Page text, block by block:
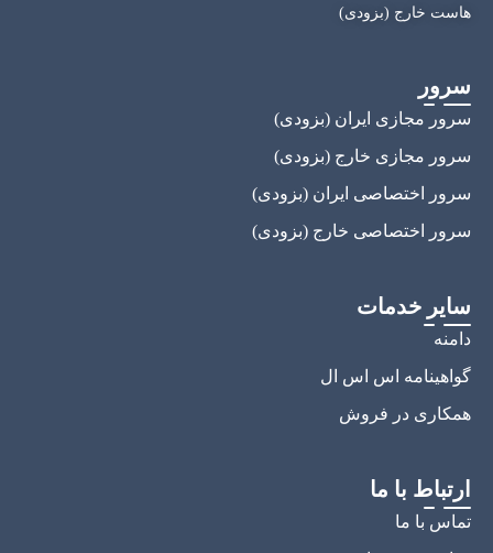
هاست خارج (بزودی)
سرور
سرور مجازی ایران (بزودی)
سرور مجازی خارج (بزودی)
سرور اختصاصی ایران (بزودی)
سرور اختصاصی خارج (بزودی)
سایر خدمات
دامنه
گواهینامه اس اس ال
همکاری در فروش
ارتباط با ما
تماس با ما